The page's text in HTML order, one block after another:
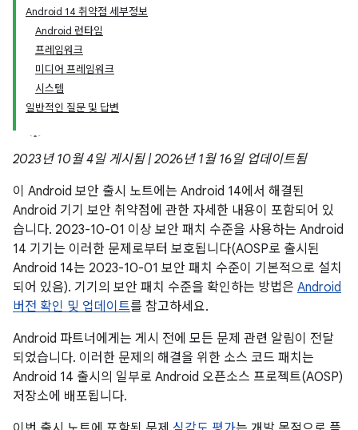
Android 14 취약점 세부정보
Android 런타임
프레임워크
미디어 프레임워크
시스템
일반적인 질문 및 답변
2023년 10월 4일 게시됨 | 2026년 1월 16일 업데이트됨
이 Android 보안 출시 노트에는 Android 14에서 해결된
Android 기기 보안 취약점에 관한 자세한 내용이 포함되어 있
습니다. 2023-10-01 이상 보안 패치 수준을 사용하는 Android
14 기기는 이러한 문제로부터 보호됩니다(AOSP로 출시된
Android 14는 2023-10-01 보안 패치 수준이 기본적으로 설치
되어 있음). 기기의 보안 패치 수준을 확인하는 방법은 Android
버전 확인 및 업데이트를 참고하세요.
Android 파트너에게는 게시 전에 모든 문제 관련 알림이 전달
되었습니다. 이러한 문제의 해결을 위한 소스 코드 패치는
Android 14 출시의 일부로 Android 오픈소스 프로젝트(AOSP)
저장소에 배포됩니다.